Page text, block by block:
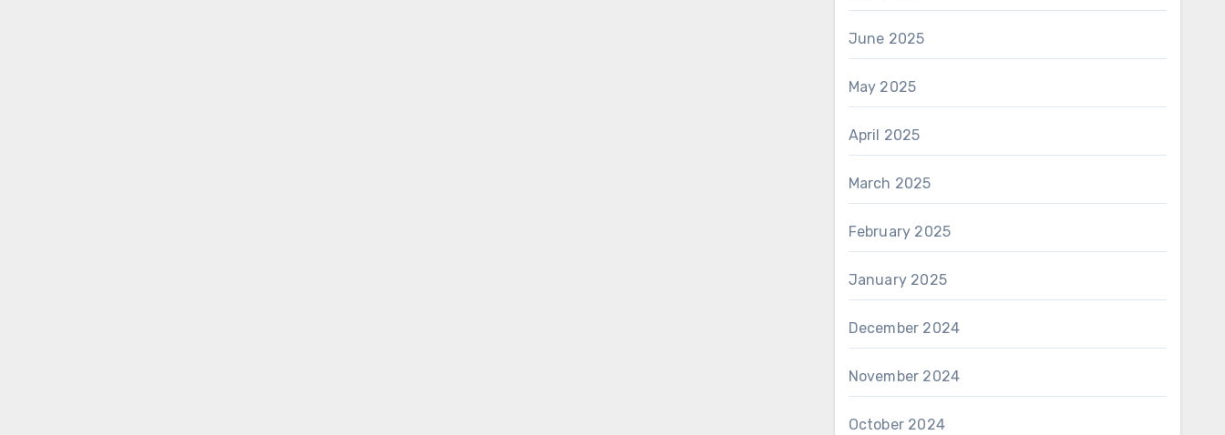
June 2025
May 2025
April 2025
March 2025
February 2025
January 2025
December 2024
November 2024
October 2024